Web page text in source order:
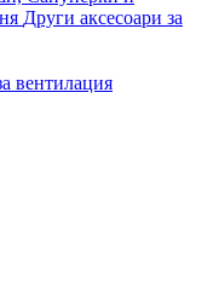
Други аксесоари за
вентилация